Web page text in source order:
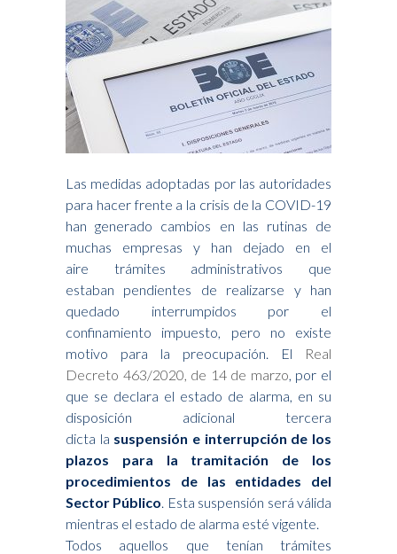
Las medidas adoptadas por las autoridades
para hacer frente a la crisis de la COVID-19
han generado cambios en las rutinas de
muchas empresas y han dejado en el
aire trámites administrativos que
estaban pendientes de realizarse y han
quedado interrumpidos por el
confinamiento impuesto, pero no existe
motivo para la preocupación. El
Real
Decreto 463/2020, de 14 de marzo, por el
que se declara el estado de alarma, en su
disposición adicional tercera
dicta la suspensión e interrupción de los
plazos para la tramitación de los
procedimientos de las entidades del
Sector Público. Esta suspensión será válida
mientras el estado de alarma esté vigente.
Todos aquellos que tenían trámites